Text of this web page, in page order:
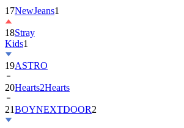
18Stray
Kids
19ASTRO
20Hearts2Hearts
21BOYNEXTDOOR
22Kim
Hye-